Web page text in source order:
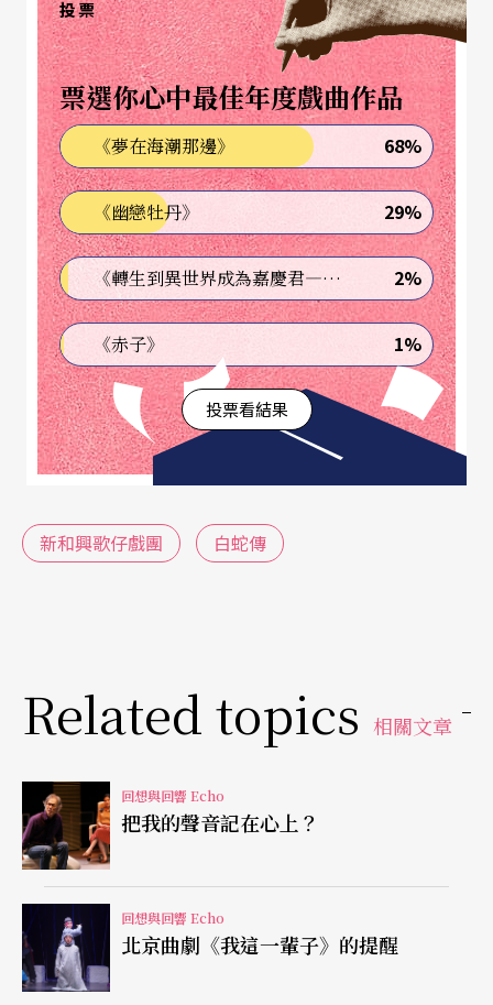
川劇）。
忠於原味
然而，「新和興」的演出眞是這麼沒看頭嗎？未
必。儘管整體而言，劇本結構鬆散、情節拖踏，演
出也顯凌亂，但是這戲卻不知怎地仍讓人覺得歌仔
味十足。怎麼說呢？先是一開始的鬧台，鑼鼓鏗
鏘，鬧得熱滾滾，一抬頭便是掛著「新和興」三字
的ㄇ字形佈景，不必揭開布幕，眼前所現的即是一
個舞台──是我們所熟悉的廟口野台，而不是氣氛
嚴肅的現代劇場。再者，全戲所使用的曲調都是衆
所熟悉的舊調──「七字調」、「都馬調」及「走
路調」等，伴以大廣絃、月琴等最原始的歌仔戲樂
器，簡單樸實，聽來卻絲絲入扣，動人心弦。縱使
劇情再離譜令人難以接受，好像只要有唱段的安
同時卻不禁要開始思考：什麼才是「眞正」的歌仔
戲？
一提起歌仔戲，大部分人直覺的印象是：它是台灣
的傳統戲曲之一。這個原先融合「南管」、「北
管」及「高甲戲」而成的新劇種，隨著時代潮流或
市場趨勢而幾經變革、改良，演變至今，雖不過只
有百年歷史，但卻儼然如千面女郞，讓人捉摸不定
到底其原貌爲何？這一代的觀衆看到的是「各式各
投票
票選你心中最佳年度戲曲作品
《夢在海潮那邊》 68%
《幽戀牡丹》 29%
《轉生到異世界成為嘉慶君—發現我的祖先是詐騙集團!?》 2%
《赤子》 1%
投票看結果
新和興歌仔戲團 白蛇傳
Related topics 相關文章
回想與回響 Echo
把我的聲音記在心上？
回想與回響 Echo
北京曲劇《我這一輩子》的提醒